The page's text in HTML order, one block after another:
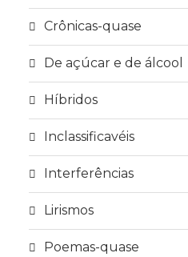
Crônicas-quase
De açúcar e de álcool
Híbridos
Inclassificavéis
Interferências
Lirismos
Poemas-quase